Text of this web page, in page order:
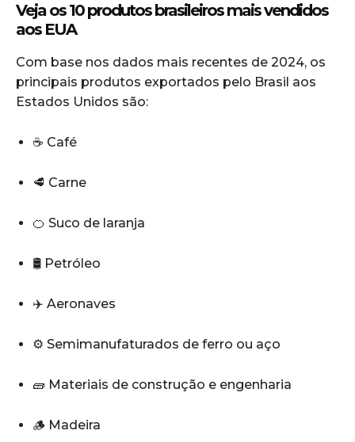
Veja os 10 produtos brasileiros mais vendidos
aos EUA
Com base nos dados mais recentes de 2024, os
principais produtos exportados pelo Brasil aos
Estados Unidos são:
☕ Café
🥩 Carne
🍊 Suco de laranja
🛢️ Petróleo
✈️ Aeronaves
⚙️ Semimanufaturados de ferro ou aço
🧱 Materiais de construção e engenharia
🪵 Madeira